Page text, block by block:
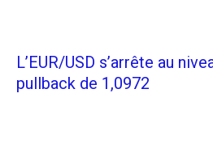
L’EUR/USD s’arrête au
pullback de 1,0972